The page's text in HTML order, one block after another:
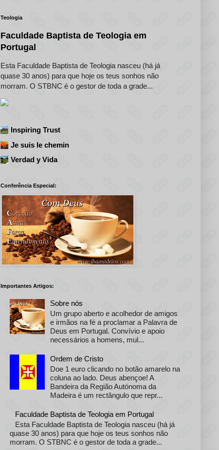
Teologia
Faculdade Baptista de Teologia em
Portugal
Esta Faculdade Baptista de Teologia nasceu (há já
quase 30 anos) para que hoje os teus sonhos não
morram. O STBNC é o gestor de toda a grade...
Inspiring Trust
Je suis le chemin
Verdad y Vida
Conferência Especial:
Importantes Artigos:
Sobre nós
Um grupo aberto e acolhedor de amigos
e irmãos na fé a proclamar a Palavra de
Deus em Portugal. Convívio e apoio
necessários a homens, mul...
Ordem de Cristo
Doe 1 euro clicando no botão amarelo na
coluna ao lado. Deus abençoe! A
Bandeira da Região Autónoma da
Madeira é um rectângulo que repr...
Faculdade Baptista de Teologia em Portugal
Esta Faculdade Baptista de Teologia nasceu (há já
quase 30 anos) para que hoje os teus sonhos não
morram. O STBNC é o gestor de toda a grade...